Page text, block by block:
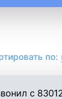
по:
с